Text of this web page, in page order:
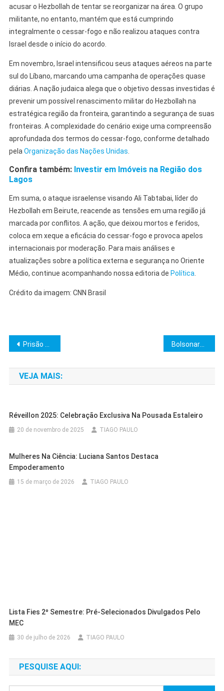
acusar o Hezbollah de tentar se reorganizar na área. O grupo
militante, no entanto, mantém que está cumprindo
integralmente o cessar-fogo e não realizou ataques contra
Israel desde o início do acordo.
Em novembro, Israel intensificou seus ataques aéreos na parte
sul do Líbano, marcando uma campanha de operações quase
diárias. A nação judaica alega que o objetivo dessas investidas é
prevenir um possível renascimento militar do Hezbollah na
estratégica região da fronteira, garantindo a segurança de suas
fronteiras. A complexidade do cenário exige uma compreensão
aprofundada dos termos do cessar-fogo, conforme detalhado
pelaOrganização das Nações Unidas.
Confira também: Investir em Imóveis na Região dos
Lagos
Em suma, o ataque israelense visando Ali Tabtabai, líder do
Hezbollah em Beirute, reacende as tensões em uma região já
marcada por conflitos. A ação, que deixou mortos e feridos,
coloca em xeque a eficácia do cessar-fogo e provoca apelos
internacionais por moderação. Para mais análises e
atualizações sobre a política externa e segurança no Oriente
Médio, continue acompanhando nossa editoria de Política.
Crédito da imagem: CNN Brasil
Navegação
de
Post
Prisão de Bolsonaro: Impacto no Bolsonarismo e Sucessão 2026 Bolsonaro relata alucinação em audiência de custódia no STF
VEJA MAIS:
Réveillon 2025: Celebração Exclusiva Na Pousada Estaleiro
20 de novembro de 2025 TIAGO PAULO
Mulheres Na Ciência: Luciana Santos Destaca
Empoderamento
15 de março de 2026 TIAGO PAULO
Lista Fies 2º Semestre: Pré-Selecionados Divulgados Pelo
MEC
30 de julho de 2026 TIAGO PAULO
PESQUISE AQUI: